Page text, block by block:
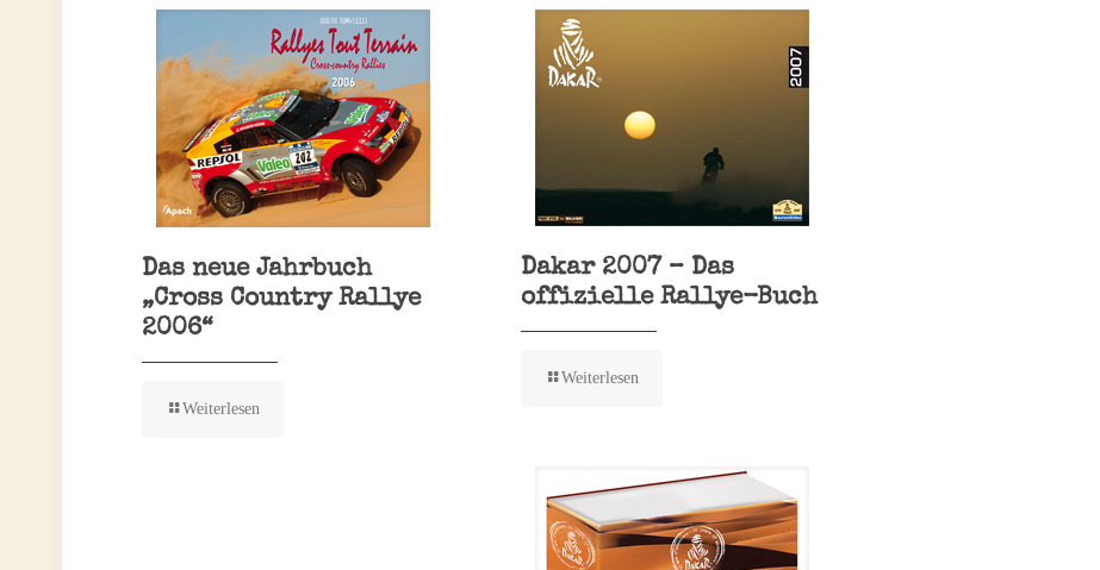
Das neue Jahrbuch
„Cross Country Rallye
2006“
Weiterlesen
Dakar 2007 – Das
offizielle Rallye-Buch
Weiterlesen